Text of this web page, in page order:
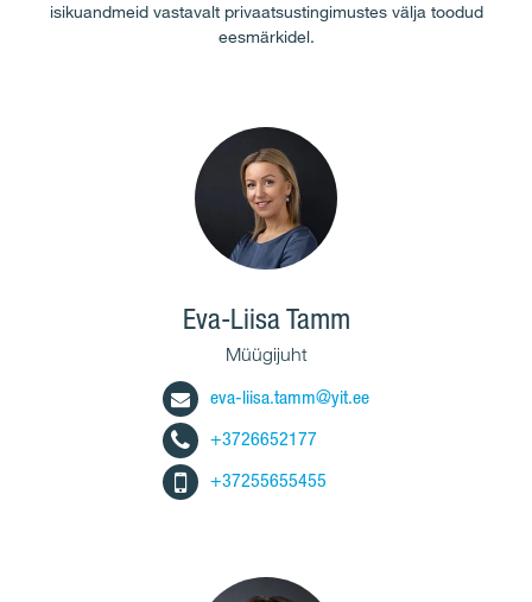
isikuandmeid vastavalt privaatsustingimustes välja toodud
eesmärkidel.
Eva-Liisa Tamm
Müügijuht
eva-liisa.tamm@yit.ee
+3726652177
+37255655455